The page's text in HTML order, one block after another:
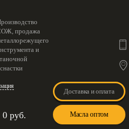
продажа
и
0 руб.
Доставка и оплата
Масла оптом